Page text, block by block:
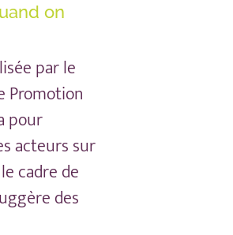
on
par le
Promotion
pour
acteurs sur
cadre de
des